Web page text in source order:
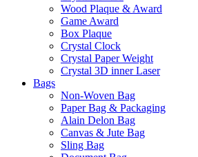
Wood Plaque & Award
Game Award
Box Plaque
Crystal Clock
Crystal Paper Weight
Crystal 3D inner Laser
Bags
Non-Woven Bag
Paper Bag & Packaging
Alain Delon Bag
Canvas & Jute Bag
Sling Bag